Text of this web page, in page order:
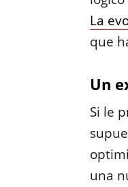
La
que
Un
Si le
una